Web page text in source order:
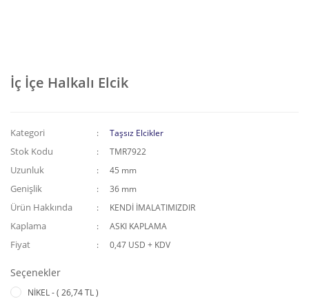
İç İçe Halkalı Elcik
Kategori Taşsız Elcikler
Stok Kodu TMR7922
Uzunluk 45 mm
Genişlik 36 mm
Ürün Hakkında KENDİ İMALATIMIZDIR
Kaplama ASKI KAPLAMA
Fiyat 0,47 USD + KDV
Seçenekler
NİKEL - ( 26,74 TL )